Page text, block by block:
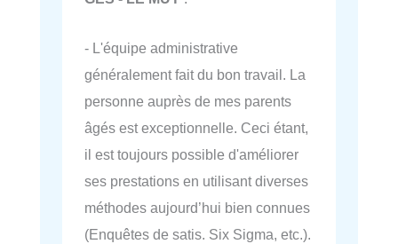
- L'équipe administrative
généralement fait du bon travail. La
personne auprès de mes parents
âgés est exceptionnelle. Ceci étant,
il est toujours possible d'améliorer
ses prestations en utilisant diverses
méthodes aujourd’hui bien connues
(Enquêtes de satis. Six Sigma, etc.).